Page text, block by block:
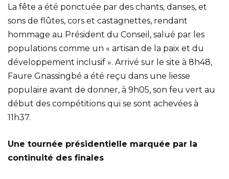
La fête a été ponctuée par des chants, danses, et
sons de flûtes, cors et castagnettes, rendant
hommage au Président du Conseil, salué par les
populations comme un « artisan de la paix et du
développement inclusif ». Arrivé sur le site à 8h48,
Faure Gnassingbé a été reçu dans une liesse
populaire avant de donner, à 9h05, son feu vert au
début des compétitions qui se sont achevées à
11h37.
Une tournée présidentielle marquée par la
continuité des finales